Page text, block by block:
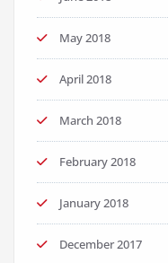
May 2018
April 2018
March 2018
February 2018
January 2018
December 2017